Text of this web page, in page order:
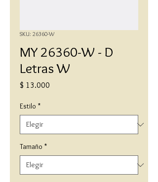
SKU: 26360-W
MY 26360-W - D
Letras W
$ 13.000
Estilo *
Tamaño *